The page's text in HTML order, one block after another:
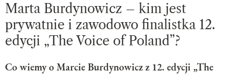
Marta Burdynowicz – kim jest
prywatnie i zawodowo finalistka 12.
edycji „The Voice of Poland”?
Co wiemy o Marcie Burdynowicz z 12. edycji „The